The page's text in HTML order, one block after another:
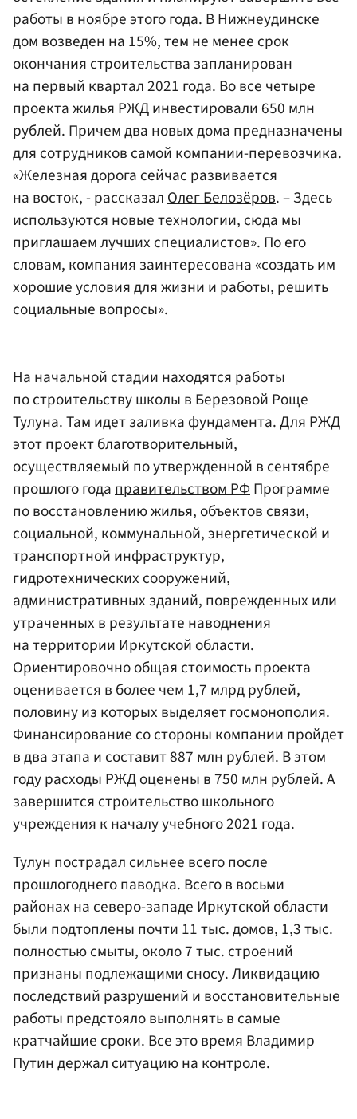
работы в ноябре этого года. В Нижнеудинске
дом возведен на 15%, тем не менее срок
окончания строительства запланирован
на первый квартал 2021 года. Во все четыре
проекта жилья РЖД инвестировали 650 млн
рублей. Причем два новых дома предназначены
для сотрудников самой компании-перевозчика.
«Железная дорога сейчас развивается
на восток, - рассказалОлег Белозёров. – Здесь
используются новые технологии, сюда мы
приглашаем лучших специалистов». По его
словам, компания заинтересована «создать им
хорошие условия для жизни и работы, решить
социальные вопросы».
На начальной стадии находятся работы
по строительству школы в Березовой Роще
Тулуна. Там идет заливка фундамента. Для РЖД
этот проект благотворительный,
осуществляемый по утвержденной в сентябре
прошлого годаправительством РФПрограмме
по восстановлению жилья, объектов связи,
социальной, коммунальной, энергетической и
транспортной инфраструктур,
гидротехнических сооружений,
административных зданий, поврежденных или
утраченных в результате наводнения
на территории Иркутской области.
Ориентировочно общая стоимость проекта
оценивается в более чем 1,7 млрд рублей,
половину из которых выделяет госмонополия.
Финансирование со стороны компании пройдет
в два этапа и составит 887 млн рублей. В этом
году расходы РЖД оценены в 750 млн рублей. А
завершится строительство школьного
учреждения к началу учебного 2021 года.
Тулун пострадал сильнее всего после
прошлогоднего паводка. Всего в восьми
районах на северо-западе Иркутской области
были подтоплены почти 11 тыс. домов, 1,3 тыс.
полностью смыты, около 7 тыс. строений
признаны подлежащими сносу. Ликвидацию
последствий разрушений и восстановительные
работы предстояло выполнять в самые
кратчайшие сроки. Все это время Владимир
Путин держал ситуацию на контроле.